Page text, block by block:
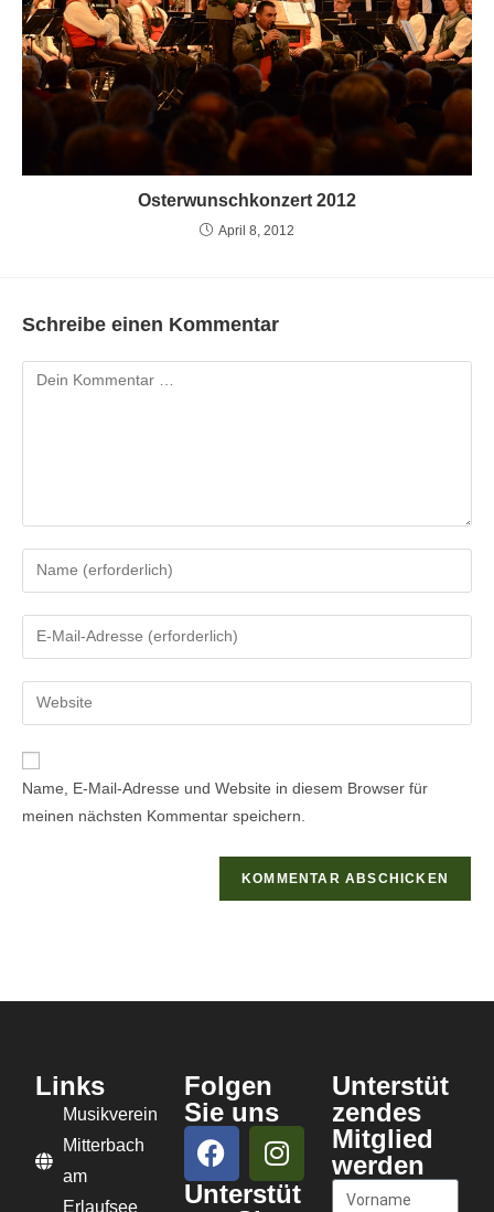
Osterwunschkonzert 2012
April 8, 2012
Schreibe einen Kommentar
Name, E-Mail-Adresse und Website in diesem Browser für
meinen nächsten Kommentar speichern.
Links
Musikverein
Mitterbach
am
Erlaufsee
Folgen
Sie uns
Unterstüt
Unterstüt
zendes
Mitglied
werden